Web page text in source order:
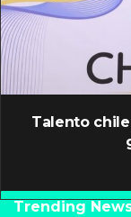
Talento
Trending